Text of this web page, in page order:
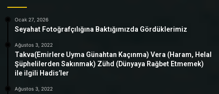
Ocak 27, 2026
Seyahat Fotoğrafçılığına Baktığımızda Gördüklerimiz
Ağustos 3, 2022
Takva(Emirlere Uyma Günahtan Kaçınma) Vera (Haram, Helal
Şüphelilerden Sakınmak) Zühd (Dünyaya Rağbet Etmemek)
ile ilgili Hadis’ler
Ağustos 3, 2022